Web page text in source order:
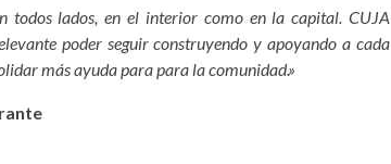
todos lados, en el interior como en la capital. CUJA
poder seguir construyendo y apoyando a cada
más ayuda para para la comunidad.»